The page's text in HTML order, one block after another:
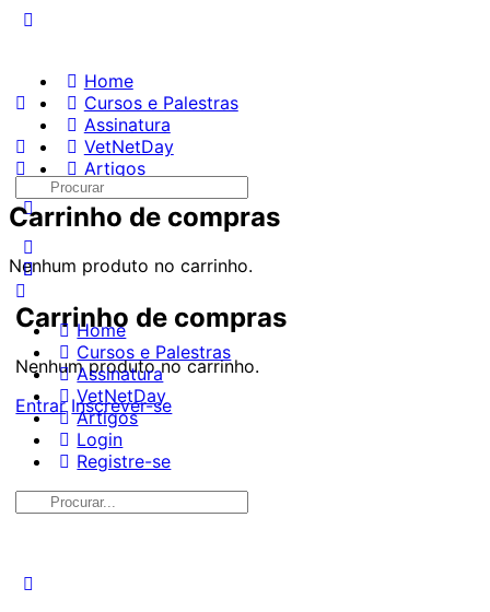
Home
Cursos e Palestras
Assinatura
VetNetDay
Artigos
Carrinho de compras
Nenhum produto no carrinho.
Entrar Inscrever-se
Carrinho de compras
Nenhum produto no carrinho.
Procurar:
Home
Cursos e Palestras
Assinatura
VetNetDay
Artigos
Login
Registre-se
Procurar: